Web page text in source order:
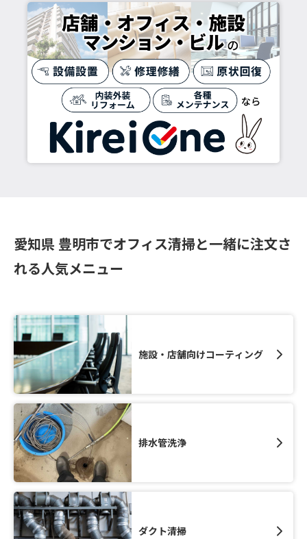
愛知県 豊明市でオフィス清掃と一緒に注文さ
れる人気メニュー
施設・店舗向けコーティング
排水管洗浄
ダクト清掃